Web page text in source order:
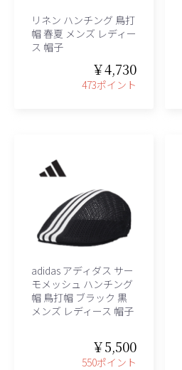
リネン ハンチング 鳥打
帽 春夏 メンズ レディー
ス 帽子
￥4,730
473ポイント
adidas アディダス サー
モメッシュ ハンチング
帽 鳥打帽 ブラック 黒
メンズ レディース 帽子
￥5,500
550ポイント